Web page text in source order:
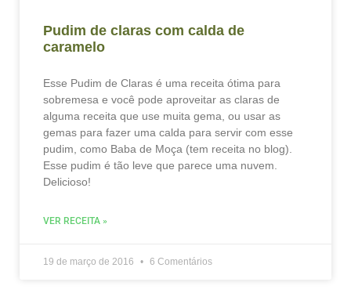
Pudim de claras com calda de
caramelo
Esse Pudim de Claras é uma receita ótima para
sobremesa e você pode aproveitar as claras de
alguma receita que use muita gema, ou usar as
gemas para fazer uma calda para servir com esse
pudim, como Baba de Moça (tem receita no blog).
Esse pudim é tão leve que parece uma nuvem.
Delicioso!
VER RECEITA »
19 de março de 2016 6 Comentários